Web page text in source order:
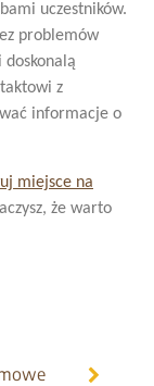
uczestników.
problemów
doskonalą
z
informacje o
miejsce na
że warto